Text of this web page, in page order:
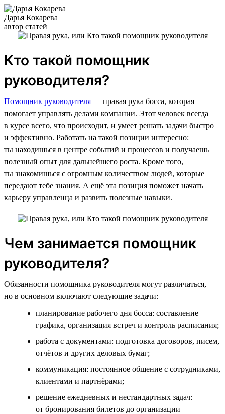
Дарья Кокарева
автор статей
Кто такой помощник
руководителя?
Помощник руководителя — правая рука босса, которая
помогает управлять делами компании. Этот человек всегда
в курсе всего, что происходит, и умеет решать задачи быстро
и эффективно. Работать на такой позиции интересно:
ты находишься в центре событий и процессов и получаешь
полезный опыт для дальнейшего роста. Кроме того,
ты знакомишься с огромным количеством людей, которые
передают тебе знания. А ещё эта позиция поможет начать
карьеру управленца и развить полезные навыки.
Чем занимается помощник
руководителя?
Обязанности помощника руководителя могут различаться,
но в основном включают следующие задачи:
планирование рабочего дня босса: составление
графика, организация встреч и контроль расписания;
работа с документами: подготовка договоров, писем,
отчётов и других деловых бумаг;
коммуникация: постоянное общение с сотрудниками,
клиентами и партнёрами;
решение ежедневных и нестандартных задач:
от бронирования билетов до организации